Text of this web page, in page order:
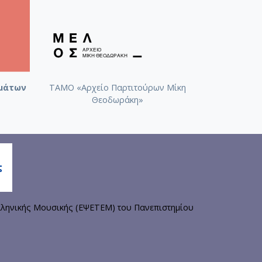
ΤΑΜΟ «Αρχείο Παρτιτούρων Μίκη
Θεοδωράκη»
Μουσικής (ΕΨΕΤΕΜ) του Πανεπιστημίου